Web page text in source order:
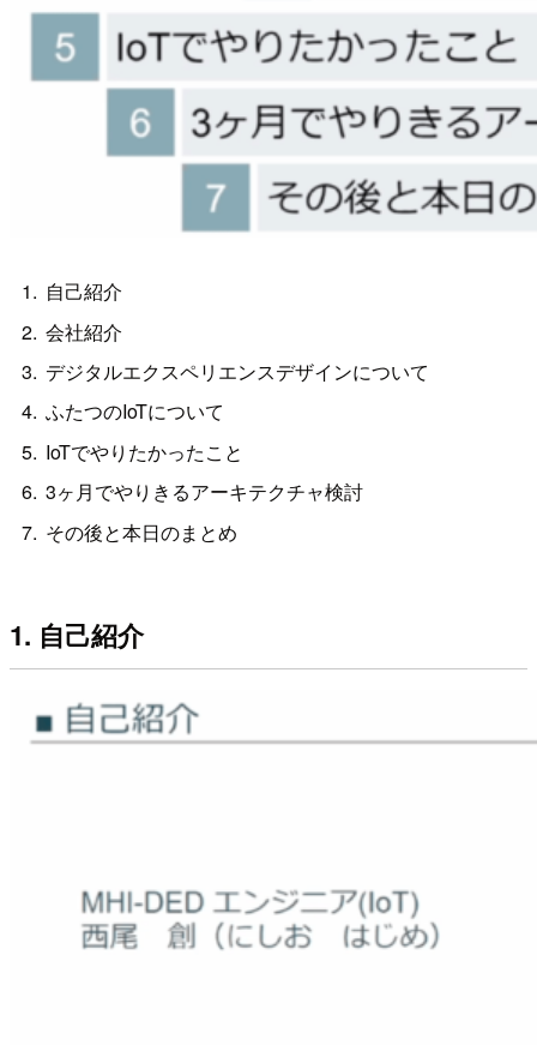
自己紹介
会社紹介
デジタルエクスペリエンスデザインについて
ふたつのIoTについて
IoTでやりたかったこと
3ヶ月でやりきるアーキテクチャ検討
その後と本日のまとめ
1. 自己紹介